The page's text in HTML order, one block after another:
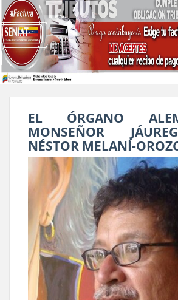
EL ÓRGANO
MONSEÑOR
NÉSTOR MELANÍ-